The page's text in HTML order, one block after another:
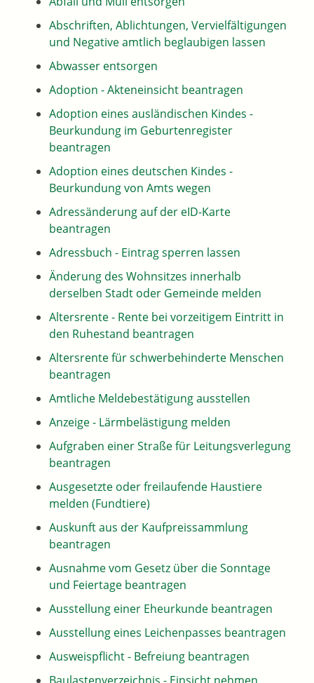
Abschriften, Ablichtungen, Vervielfältigungen
und Negative amtlich beglaubigen lassen
Abwasser entsorgen
Adoption - Akteneinsicht beantragen
Adoption eines ausländischen Kindes -
Beurkundung im Geburtenregister
beantragen
Adoption eines deutschen Kindes -
Beurkundung von Amts wegen
Adressänderung auf der eID-Karte
beantragen
Adressbuch - Eintrag sperren lassen
Änderung des Wohnsitzes innerhalb
derselben Stadt oder Gemeinde melden
Altersrente - Rente bei vorzeitigem Eintritt in
den Ruhestand beantragen
Altersrente für schwerbehinderte Menschen
beantragen
Amtliche Meldebestätigung ausstellen
Anzeige - Lärmbelästigung melden
Aufgraben einer Straße für Leitungsverlegung
beantragen
Ausgesetzte oder freilaufende Haustiere
melden (Fundtiere)
Auskunft aus der Kaufpreissammlung
beantragen
Ausnahme vom Gesetz über die Sonntage
und Feiertage beantragen
Ausstellung einer Eheurkunde beantragen
Ausstellung eines Leichenpasses beantragen
Ausweispflicht - Befreiung beantragen